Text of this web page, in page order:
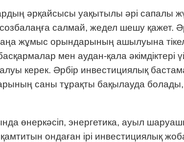
әрқайсысы уақытылы әрі сапалы
созбалаңға салмай, жедел шешу қажет.
жұмыс орындарының ашылуына
мен аудан-қала әкімдіктері
керек. Әрбір инвестициялық
саны тұрақты бақылауда
өнеркәсіп, энергетика, ауыл
ондаған ірі инвестициялық